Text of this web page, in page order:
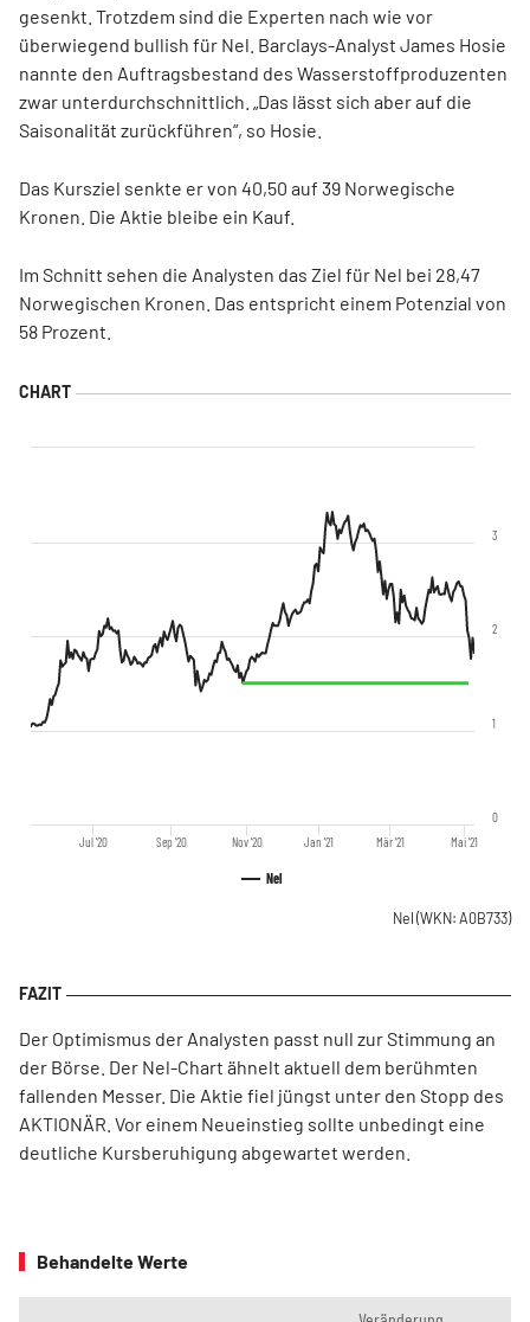
gesenkt. Trotzdem sind die Experten nach wie vor
überwiegend bullish für Nel. Barclays-Analyst James Hosie
nannte den Auftragsbestand des Wasserstoffproduzenten
zwar unterdurchschnittlich. „Das lässt sich aber auf die
Saisonalität zurückführen“, so Hosie.
Das Kursziel senkte er von 40,50 auf 39 Norwegische
Kronen. Die Aktie bleibe ein Kauf.
Im Schnitt sehen die Analysten das Ziel für Nel bei 28,47
Norwegischen Kronen. Das entspricht einem Potenzial von
58 Prozent.
Nel
Jul '20 Sep '20 Nov '20 Jan '21 Mär '21 Mai '21
0
1
2
3
Nel (WKN: A0B733)
Der Optimismus der Analysten passt null zur Stimmung an
der Börse. Der Nel-Chart ähnelt aktuell dem berühmten
fallenden Messer. Die Aktie fiel jüngst unter den Stopp des
AKTIONÄR. Vor einem Neueinstieg sollte unbedingt eine
deutliche Kursberuhigung abgewartet werden.
Behandelte Werte